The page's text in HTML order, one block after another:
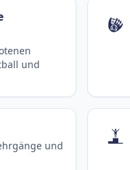
und
und